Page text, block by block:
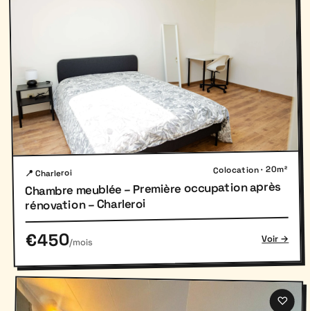
📍 Charleroi Colocation · 20m²
Chambre meublée – Première occupation après
rénovation – Charleroi
€450/mois Voir →
♡